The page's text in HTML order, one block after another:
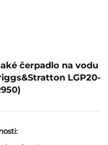
čerpadlo na vodu
LGP20-